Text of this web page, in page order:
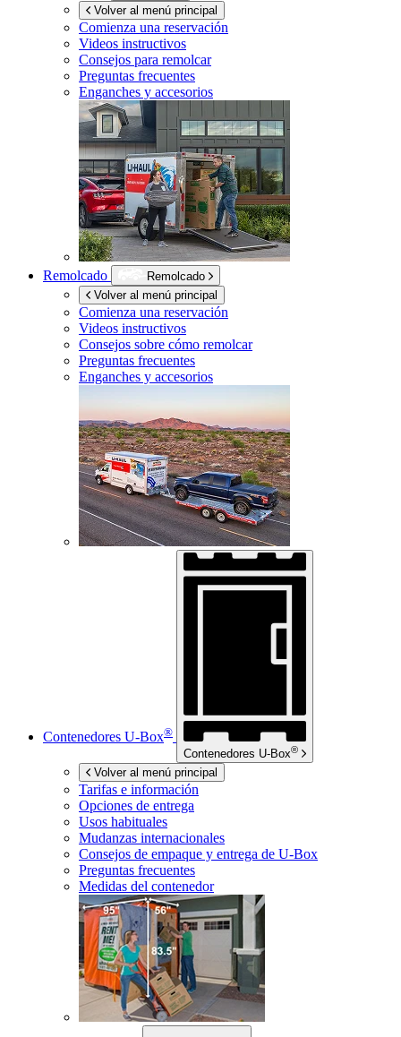
Volver al menú principal
Comienza una reservación
Videos instructivos
Consejos para remolcar
Preguntas frecuentes
Enganches y accesorios
Remolcado
Remolcado
Volver al menú principal
Comienza una reservación
Videos instructivos
Consejos sobre cómo remolcar
Preguntas frecuentes
Enganches y accesorios
Contenedores U-Box®
Contenedores U-Box®
Volver al menú principal
Tarifas e información
Opciones de entrega
Usos habituales
Mudanzas internacionales
Consejos de empaque y entrega de U-Box
Preguntas frecuentes
Medidas del contenedor